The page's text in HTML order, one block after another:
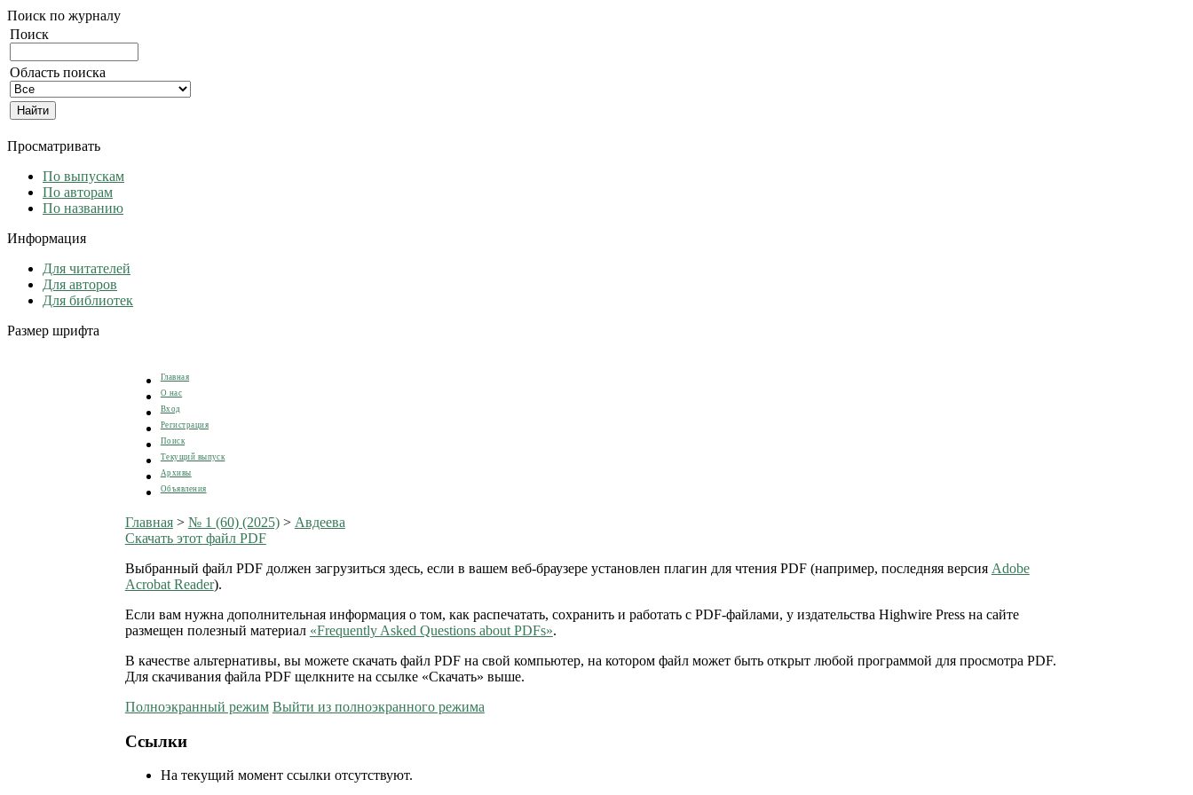
Поиск по журналу
Поиск
Область поиска
Просматривать
По выпускам
По авторам
По названию
Информация
Для читателей
Для авторов
Для библиотек
Размер шрифта
Главная
О нас
Вход
Регистрация
Поиск
Текущий выпуск
Архивы
Объявления
Главная> № 1 (60) (2025)> Авдеева
Скачать этот файл PDF
Выбранный файл PDF должен загрузиться здесь, если в вашем веб-браузере установлен плагин для чтения PDF (например, последняя версия Adobe
Acrobat Reader).
Если вам нужна дополнительная информация о том, как распечатать, сохранить и работать с PDF-файлами, у издательства Highwire Press на сайте
размещен полезный материал «Frequently Asked Questions about PDFs».
В качестве альтернативы, вы можете скачать файл PDF на свой компьютер, на котором файл может быть открыт любой программой для просмотра PDF.
Для скачивания файла PDF щелкните на ссылке «Скачать» выше.
Полноэкранный режим Выйти из полноэкранного режима
Ссылки
На текущий момент ссылки отсутствуют.